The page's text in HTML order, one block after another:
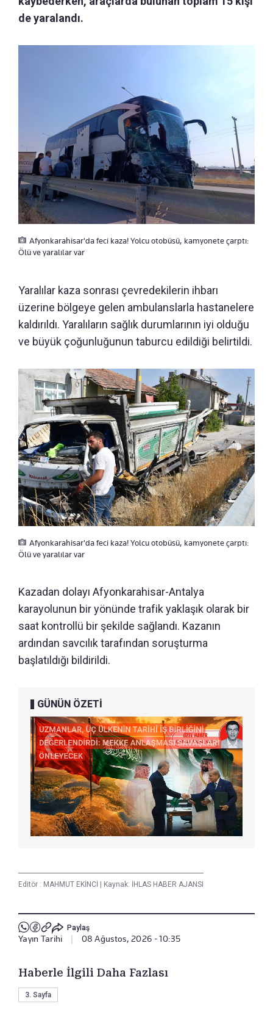
de yaralandı.
Afyonkarahisar'da feci kaza! Yolcu otobüsü, kamyonete çarptı:
Ölü ve yaralılar var
Yaralılar kaza sonrası çevredekilerin ihbarı
üzerine bölgeye gelen ambulanslarla hastanelere
kaldırıldı. Yaralıların sağlık durumlarının iyi olduğu
ve büyük çoğunluğunun taburcu edildiği belirtildi.
Afyonkarahisar'da feci kaza! Yolcu otobüsü, kamyonete çarptı:
Ölü ve yaralılar var
Kazadan dolayı Afyonkarahisar-Antalya
karayolunun bir yönünde trafik yaklaşık olarak bir
saat kontrollü bir şekilde sağlandı. Kazanın
ardından savcılık tarafından soruşturma
başlatıldığı bildirildi.
GÜNÜN ÖZETİ
Editör : MAHMUT EKİNCİ | Kaynak: İHLAS HABER AJANSI
Paylaş
Yayın Tarihi 08 Ağustos, 2026 - 10:35
Haberle İlgili Daha Fazlası
3. Sayfa